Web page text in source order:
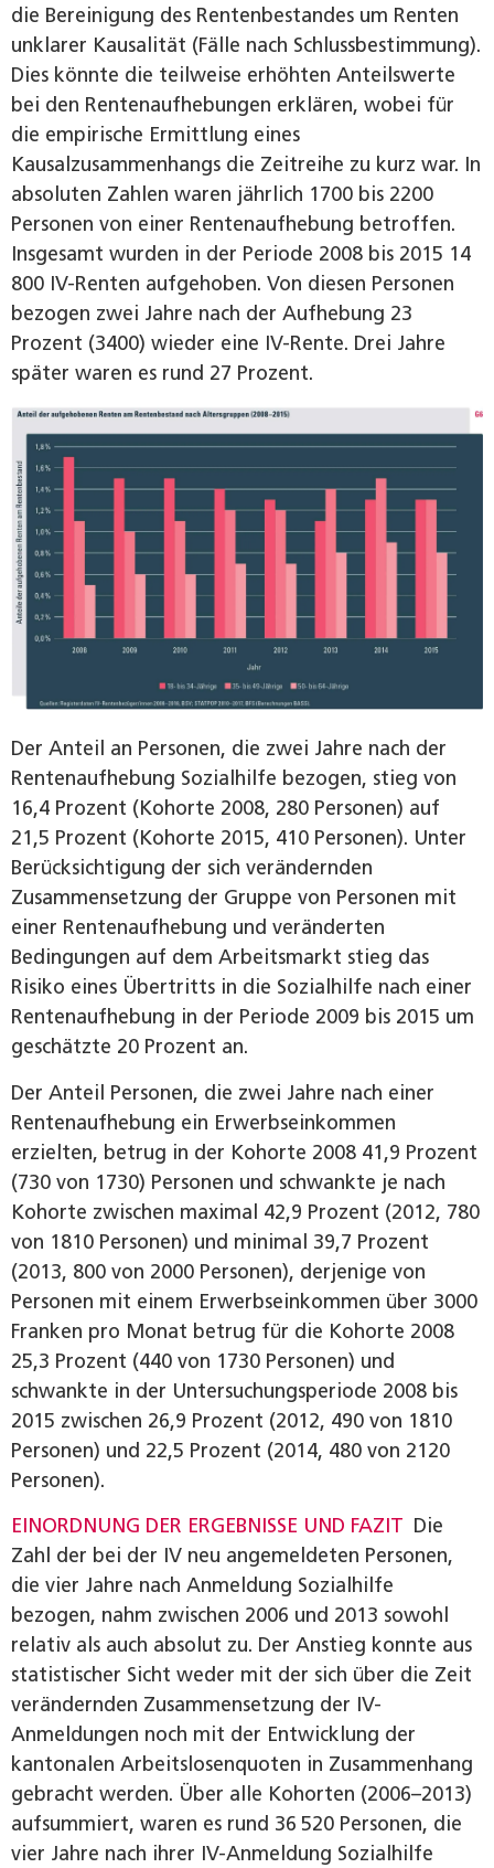
die Bereinigung des Rentenbestandes um Renten
unklarer Kausalität (Fälle nach Schlussbestimmung).
Dies könnte die teilweise erhöhten Anteilswerte
bei den Rentenaufhebungen erklären, wobei für
die empirische Ermittlung eines
Kausalzusammenhangs die Zeitreihe zu kurz war. In
absoluten Zahlen waren jährlich 1700 bis 2200
Personen von einer Rentenaufhebung betroffen.
Insgesamt wurden in der Periode 2008 bis 2015 14
800 IV-Renten aufgehoben. Von diesen Personen
bezogen zwei Jahre nach der Aufhebung 23
Prozent (3400) wieder eine IV-Rente. Drei Jahre
später waren es rund 27 Prozent.
Der Anteil an Personen, die zwei Jahre nach der
Rentenaufhebung Sozialhilfe bezogen, stieg von
16,4 Prozent (Kohorte 2008, 280 Personen) auf
21,5 Prozent (Kohorte 2015, 410 Personen). Unter
Berücksichtigung der sich verändernden
Zusammensetzung der Gruppe von Personen mit
einer Rentenaufhebung und veränderten
Bedingungen auf dem Arbeitsmarkt stieg das
Risiko eines Übertritts in die Sozialhilfe nach einer
Rentenaufhebung in der Periode 2009 bis 2015 um
geschätzte 20 Prozent an.
Der Anteil Personen, die zwei Jahre nach einer
Rentenaufhebung ein Erwerbseinkommen
erzielten, betrug in der Kohorte 2008 41,9 Prozent
(730 von 1730) Personen und schwankte je nach
Kohorte zwischen maximal 42,9 Prozent (2012, 780
von 1810 Personen) und minimal 39,7 Prozent
(2013, 800 von 2000 Personen), derjenige von
Personen mit einem Erwerbseinkommen über 3000
Franken pro Monat betrug für die Kohorte 2008
25,3 Prozent (440 von 1730 Personen) und
schwankte in der Untersuchungsperiode 2008 bis
2015 zwischen 26,9 Prozent (2012, 490 von 1810
Personen) und 22,5 Prozent (2014, 480 von 2120
Personen).
EINORDNUNG DER ERGEBNISSE UND FAZIT Die
Zahl der bei der IV neu angemeldeten Personen,
die vier Jahre nach Anmeldung Sozialhilfe
bezogen, nahm zwischen 2006 und 2013 sowohl
relativ als auch absolut zu. Der Anstieg konnte aus
statistischer Sicht weder mit der sich über die Zeit
verändernden Zusammensetzung der IV-
Anmeldungen noch mit der Entwicklung der
kantonalen Arbeitslosenquoten in Zusammenhang
gebracht werden. Über alle Kohorten (2006–2013)
aufsummiert, waren es rund 36 520 Personen, die
vier Jahre nach ihrer IV-Anmeldung Sozialhilfe